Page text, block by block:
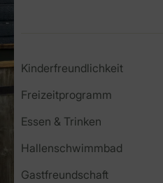
Kinderfreundlichkeit
Freizeitprogramm
Essen & Trinken
Hallenschwimmbad
Gastfreundschaft